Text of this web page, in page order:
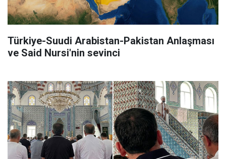
Türkiye-Suudi Arabistan-Pakistan Anlaşması
ve Said Nursi'nin sevinci